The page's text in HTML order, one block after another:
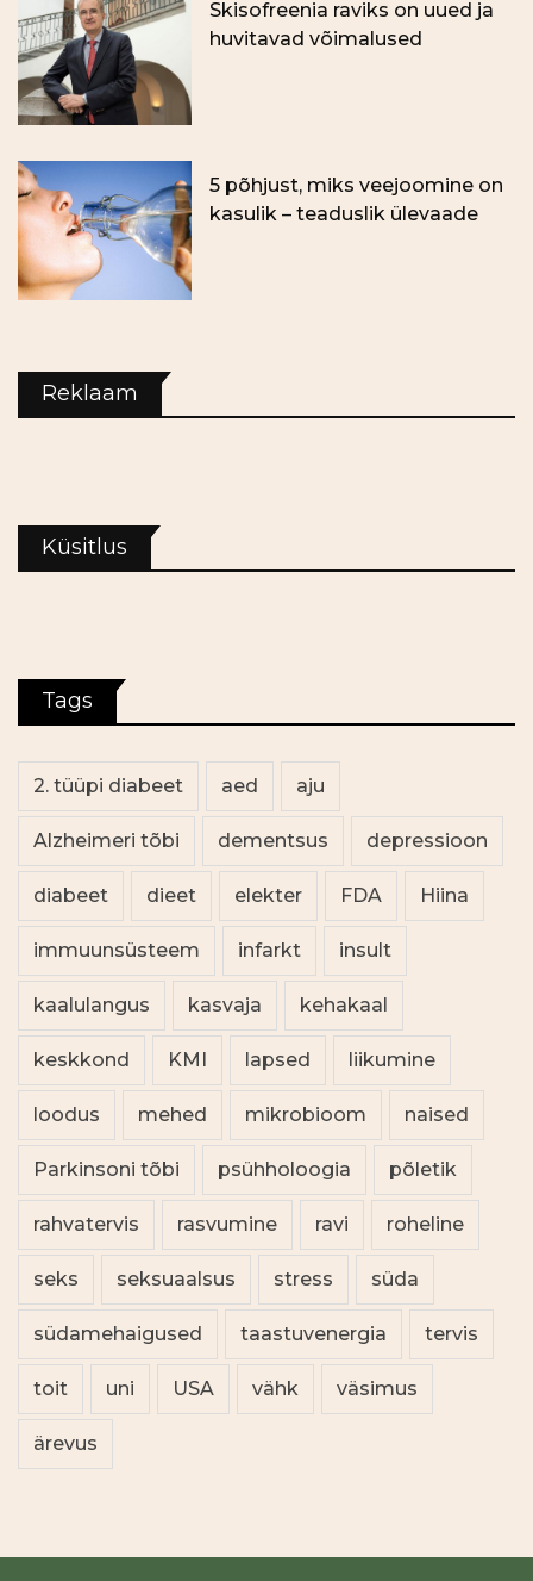
Skisofreenia raviks on uued ja
huvitavad võimalused
5 põhjust, miks veejoomine on
kasulik – teaduslik ülevaade
Reklaam
Küsitlus
Tags
2. tüüpi diabeet aed aju
Alzheimeri tõbi dementsus depressioon
diabeet dieet elekter FDA Hiina
immuunsüsteem infarkt insult
kaalulangus kasvaja kehakaal
keskkond KMI lapsed liikumine
loodus mehed mikrobioom naised
Parkinsoni tõbi psühholoogia põletik
rahvatervis rasvumine ravi roheline
seks seksuaalsus stress süda
südamehaigused taastuvenergia tervis
toit uni USA vähk väsimus
ärevus